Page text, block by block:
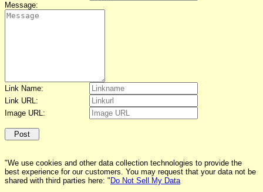
Message:
Link Name:
Link URL:
Image URL:
"We use cookies and other data collection technologies to provide the
best experience for our customers. You may request that your data not be
shared with third parties here: " Do Not Sell My Data